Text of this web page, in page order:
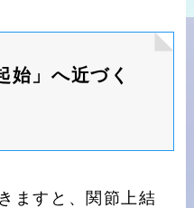
」へ近づく
ますと、関節上結